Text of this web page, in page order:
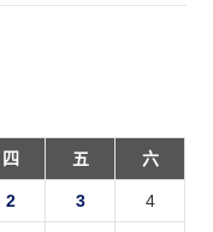
四 五 六
2 3 4